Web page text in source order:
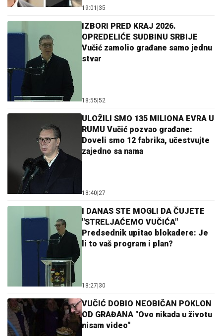
19:01 35
IZBORI PRED KRAJ 2026.
OPREDELIĆE SUDBINU SRBIJE
Vučić zamolio građane samo jednu
stvar
18:55 52
ULOŽILI SMO 135 MILIONA EVRA U
RUMU Vučić pozvao građane:
Doveli smo 12 fabrika, učestvujte
zajedno sa nama
18:40 27
I DANAS STE MOGLI DA ČUJETE
"STRELJAĆEMO VUČIĆA"
Predsednik upitao blokadere: Je
li to vaš program i plan?
18:27 30
VUČIĆ DOBIO NEOBIČAN POKLON
OD GRAĐANA "Ovo nikada u životu
nisam video"